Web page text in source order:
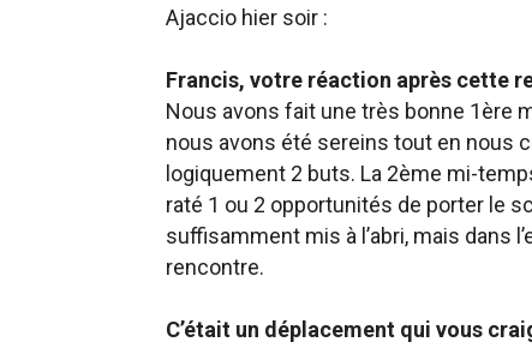
Ajaccio hier soir :
Francis, votre réaction après cette
Nous avons fait une très bonne 1ère
nous avons été sereins tout en nous
logiquement 2 buts. La 2ème mi-
raté 1 ou 2 opportunités de porter le
suffisamment mis à l’abri, mais dans
rencontre.
C’était un déplacement qui vous